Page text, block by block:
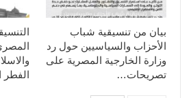
الفطر
بيان من تنسيقية شباب
الأحزاب والسياسيين حول رد
وزارة الخارجية المصرية على
تصريحات…